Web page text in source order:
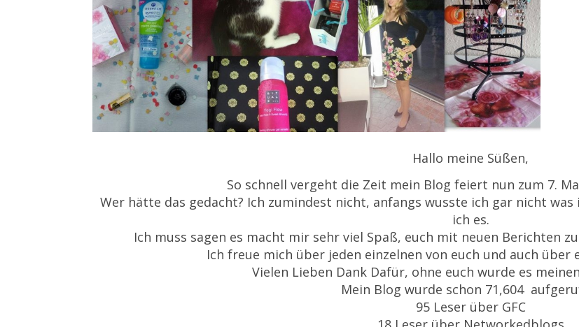
Hallo meine Süßen,
So schnell vergeht die Zeit mein Blog feiert nun zum 7.
Wer hätte das gedacht? Ich zumindest nicht, anfangs wusste ich gar nicht
ich es.
Ich muss sagen es macht mir sehr viel Spaß, euch mit neuen Berichten
Ich freue mich über jeden einzelnen von euch und auch über
Vielen Lieben Dank Dafür, ohne euch wurde es
Mein Blog wurde schon 71,604
95 Leser über GFC